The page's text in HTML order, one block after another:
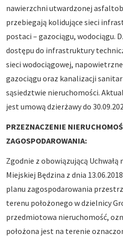
nawierzchni utwardzonej
przebiegają kolidujące sieci
postaci – gazociągu, wodociągu.
dostępu do infrastruktury
sieci wodociągowej,
gazociągu oraz kanalizacji
sąsiedztwie nieruchomości.
jest umową dzierżawy do
PRZEZNACZENIE
ZAGOSPODAROWANIA:
Zgodnie z obowiązującą Uchwałą
Miejskiej Będzina z dnia
planu zagospodarowania
terenu położonego w dzielnicy
przedmiotowa nieruchomość,
położona jest na terenie